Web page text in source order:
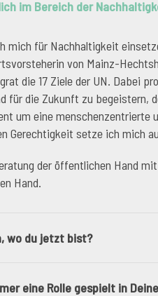
im Bereich der
mich für Nachhaltigkeit
von Mainz-
die 17 Ziele der UN. Dabei
für die Zukunft zu begeistern,
um eine
Gerechtigkeit setze ich mich
der öffentlichen Hand
Hand.
wo du jetzt bist?
eine Rolle gespielt in